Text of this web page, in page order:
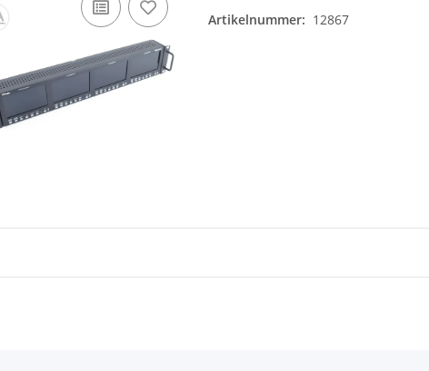
Artikelnummer: 12867